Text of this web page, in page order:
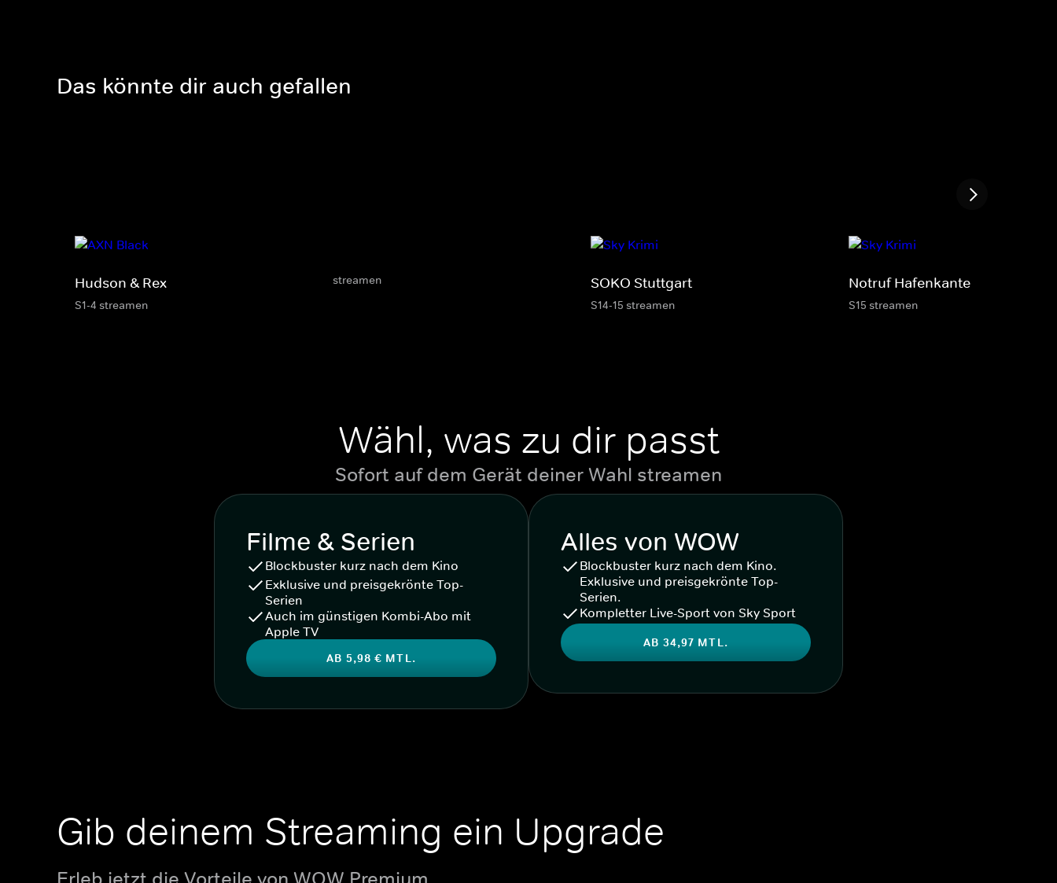
Das könnte dir auch gefallen
Hudson & Rex
S1-4 streamen
streamen SOKO Stuttgart
S14-15 streamen
Notruf Hafenkante
S15 streamen
Wähl, was zu dir passt
Sofort auf dem Gerät deiner Wahl streamen
Filme & Serien
Blockbuster kurz nach dem Kino
Exklusive und preisgekrönte Top-
Serien
Auch im günstigen Kombi-Abo mit
Apple TV
AB 5,98 € MTL.
Alles von WOW
Blockbuster kurz nach dem Kino.
Exklusive und preisgekrönte Top-
Serien.
Kompletter Live-Sport von Sky Sport
AB 34,97 MTL.
Gib deinem Streaming ein Upgrade